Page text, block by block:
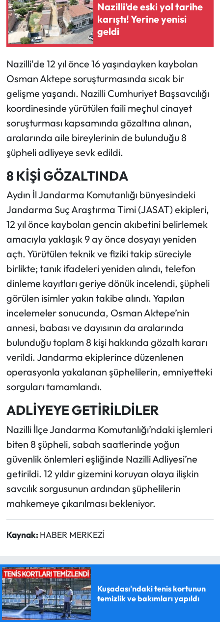
Nazilli’de eski yol tarihe
karıştı! Yerine yenisi
geldi
Nazilli'de 12 yıl önce 16 yaşındayken kaybolan
Osman Aktepe soruşturmasında sıcak bir
gelişme yaşandı. Nazilli Cumhuriyet Başsavcılığı
koordinesinde yürütülen faili meçhul cinayet
soruşturması kapsamında gözaltına alınan,
aralarında aile bireylerinin de bulunduğu 8
şüpheli adliyeye sevk edildi.
8 KİŞİ GÖZALTINDA
Aydın İl Jandarma Komutanlığı bünyesindeki
Jandarma Suç Araştırma Timi (JASAT) ekipleri,
12 yıl önce kaybolan gencin akıbetini belirlemek
amacıyla yaklaşık 9 ay önce dosyayı yeniden
açtı. Yürütülen teknik ve fiziki takip süreciyle
birlikte; tanık ifadeleri yeniden alındı, telefon
dinleme kayıtları geriye dönük incelendi, şüpheli
görülen isimler yakın takibe alındı. Yapılan
incelemeler sonucunda, Osman Aktepe’nin
annesi, babası ve dayısının da aralarında
bulunduğu toplam 8 kişi hakkında gözaltı kararı
verildi. Jandarma ekiplerince düzenlenen
operasyonla yakalanan şüphelilerin, emniyetteki
sorguları tamamlandı.
ADLİYEYE GETİRİLDİLER
Nazilli İlçe Jandarma Komutanlığı’ndaki işlemleri
biten 8 şüpheli, sabah saatlerinde yoğun
güvenlik önlemleri eşliğinde Nazilli Adliyesi’ne
getirildi. 12 yıldır gizemini koruyan olaya ilişkin
savcılık sorgusunun ardından şüphelilerin
mahkemeye çıkarılması bekleniyor.
Kaynak: HABER MERKEZİ
Kuşadası'ndaki tenis kortunun
temizlik ve bakımları yapıldı